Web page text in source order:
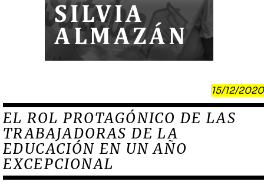
15/12/2020
EL ROL PROTAGÓNICO DE LAS
TRABAJADORAS DE LA
EDUCACIÓN EN UN AÑO
EXCEPCIONAL